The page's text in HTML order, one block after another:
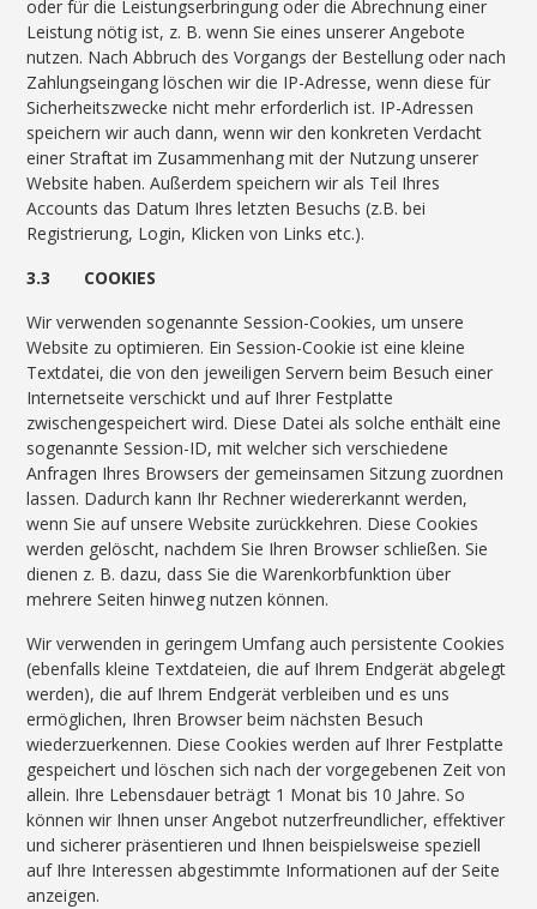
oder für die Leistungserbringung oder die Abrechnung einer
Leistung nötig ist, z. B. wenn Sie eines unserer Angebote
nutzen. Nach Abbruch des Vorgangs der Bestellung oder nach
Zahlungseingang löschen wir die IP-Adresse, wenn diese für
Sicherheitszwecke nicht mehr erforderlich ist. IP-Adressen
speichern wir auch dann, wenn wir den konkreten Verdacht
einer Straftat im Zusammenhang mit der Nutzung unserer
Website haben. Außerdem speichern wir als Teil Ihres
Accounts das Datum Ihres letzten Besuchs (z.B. bei
Registrierung, Login, Klicken von Links etc.).
3.3 COOKIES
Wir verwenden sogenannte Session-Cookies, um unsere
Website zu optimieren. Ein Session-Cookie ist eine kleine
Textdatei, die von den jeweiligen Servern beim Besuch einer
Internetseite verschickt und auf Ihrer Festplatte
zwischengespeichert wird. Diese Datei als solche enthält eine
sogenannte Session-ID, mit welcher sich verschiedene
Anfragen Ihres Browsers der gemeinsamen Sitzung zuordnen
lassen. Dadurch kann Ihr Rechner wiedererkannt werden,
wenn Sie auf unsere Website zurückkehren. Diese Cookies
werden gelöscht, nachdem Sie Ihren Browser schließen. Sie
dienen z. B. dazu, dass Sie die Warenkorbfunktion über
mehrere Seiten hinweg nutzen können.
Wir verwenden in geringem Umfang auch persistente Cookies
(ebenfalls kleine Textdateien, die auf Ihrem Endgerät abgelegt
werden), die auf Ihrem Endgerät verbleiben und es uns
ermöglichen, Ihren Browser beim nächsten Besuch
wiederzuerkennen. Diese Cookies werden auf Ihrer Festplatte
gespeichert und löschen sich nach der vorgegebenen Zeit von
allein. Ihre Lebensdauer beträgt 1 Monat bis 10 Jahre. So
können wir Ihnen unser Angebot nutzerfreundlicher, effektiver
und sicherer präsentieren und Ihnen beispielsweise speziell
auf Ihre Interessen abgestimmte Informationen auf der Seite
anzeigen.